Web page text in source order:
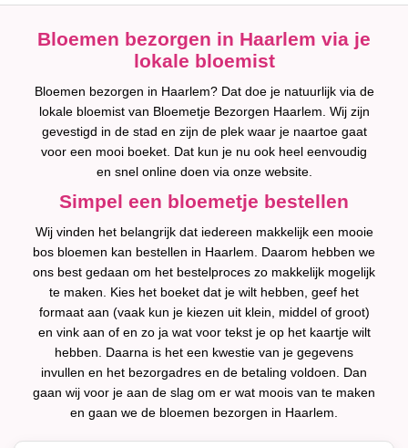
Bloemen bezorgen in Haarlem via je
lokale bloemist
Bloemen bezorgen in Haarlem? Dat doe je natuurlijk via de
lokale bloemist van Bloemetje Bezorgen Haarlem. Wij zijn
gevestigd in de stad en zijn de plek waar je naartoe gaat
voor een mooi boeket. Dat kun je nu ook heel eenvoudig
en snel online doen via onze website.
Simpel een bloemetje bestellen
Wij vinden het belangrijk dat iedereen makkelijk een mooie
bos bloemen kan bestellen in Haarlem. Daarom hebben we
ons best gedaan om het bestelproces zo makkelijk mogelijk
te maken. Kies het boeket dat je wilt hebben, geef het
formaat aan (vaak kun je kiezen uit klein, middel of groot)
en vink aan of en zo ja wat voor tekst je op het kaartje wilt
hebben. Daarna is het een kwestie van je gegevens
invullen en het bezorgadres en de betaling voldoen. Dan
gaan wij voor je aan de slag om er wat moois van te maken
en gaan we de bloemen bezorgen in Haarlem.